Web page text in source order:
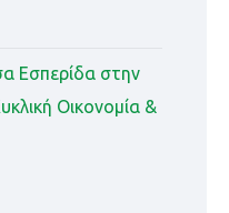
Εσπερίδα στην
Οικονομία &